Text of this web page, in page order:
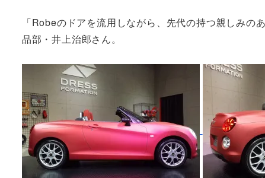
「Robeのドアを流用しながら、先代の持つ親しみ
品部・井上治郎さん。